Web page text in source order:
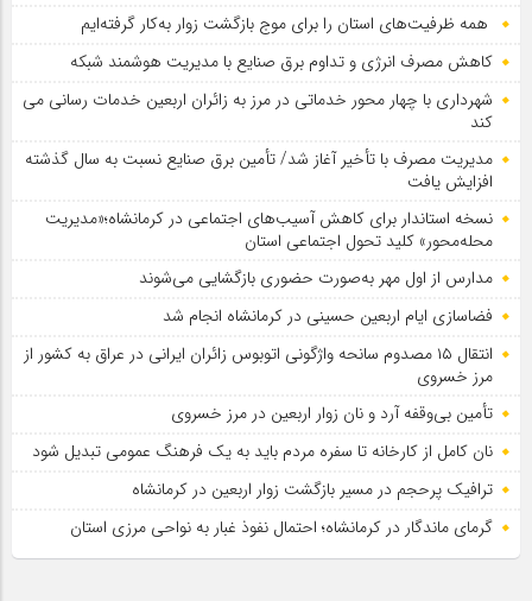
همه ظرفیت‌های استان را برای موج بازگشت زوار به‌کار گرفته‌ایم
کاهش مصرف انرژی و تداوم برق صنایع با مدیریت هوشمند شبکه
شهرداری با چهار محور خدماتی در مرز به زائران اربعین خدمات رسانی می
کند
مدیریت مصرف با تأخیر آغاز شد/ تأمین برق صنایع نسبت به سال گذشته
افزایش یافت
نسخه استاندار برای کاهش آسیب‌های اجتماعی در کرمانشاه؛«مدیریت
محله‌محور» کلید تحول اجتماعی استان
مدارس از اول مهر به‌صورت حضوری بازگشایی می‌شوند
فضاسازی ایام اربعین حسینی در کرمانشاه انجام شد
انتقال ۱۵ مصدوم سانحه واژگونی اتوبوس زائران ایرانی در عراق به کشور از
مرز خسروی
تأمین بی‌وقفه آرد و نان زوار اربعین در مرز خسروی
نان کامل از کارخانه تا سفره مردم باید به یک فرهنگ عمومی تبدیل شود
ترافیک پرحجم در مسیر بازگشت زوار اربعین در کرمانشاه
گرمای ماندگار در کرمانشاه؛ احتمال نفوذ غبار به نواحی مرزی استان